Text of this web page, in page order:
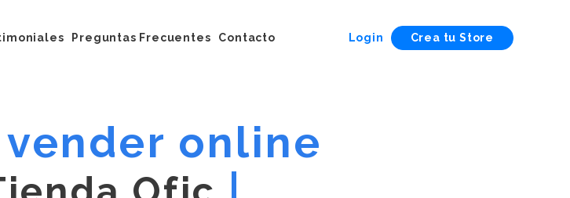
Preguntas Frecuentes Contacto Login Crea tu Store
vender online